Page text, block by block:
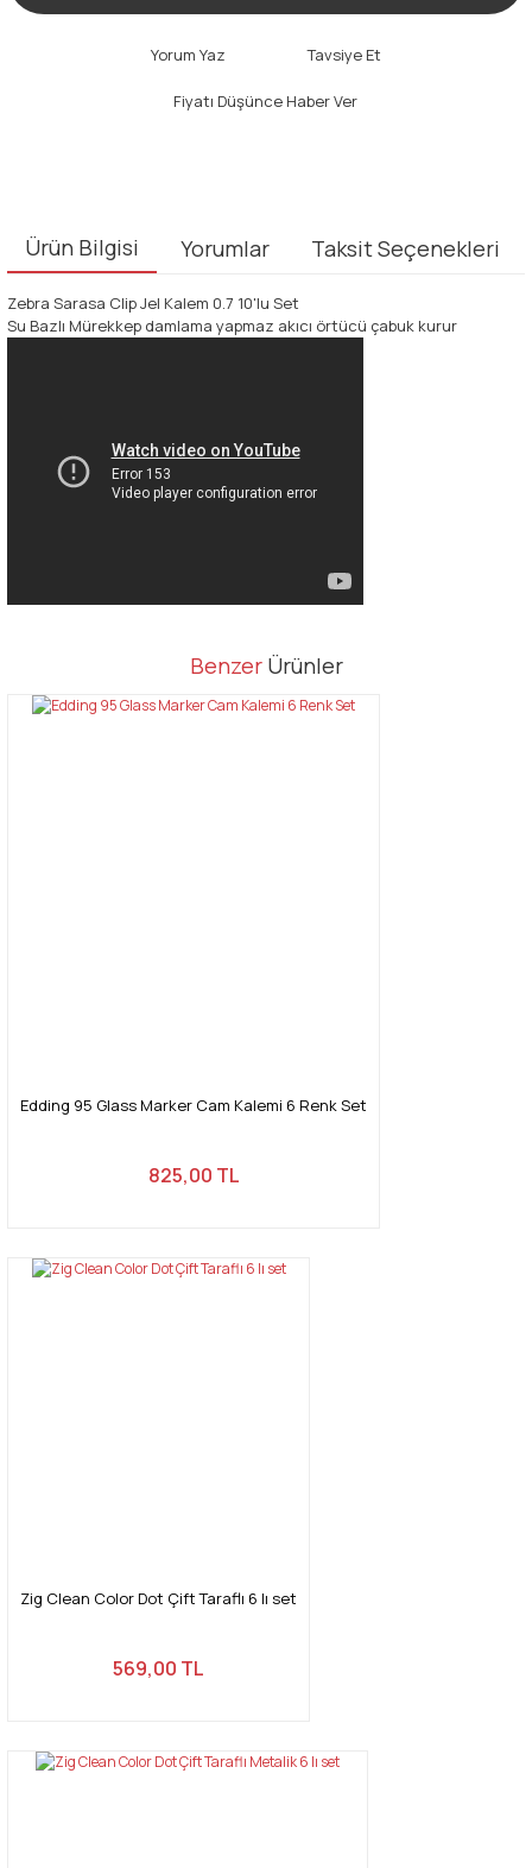
Yorum Yaz Tavsiye Et
Fiyatı Düşünce Haber Ver
Ürün Bilgisi Yorumlar Taksit Seçenekleri
Zebra Sarasa Clip Jel Kalem 0.7 10'lu Set
Su Bazlı Mürekkep damlama yapmaz akıcı örtücü çabuk kurur
Bu ürüne ilk yorumu siz yapın!
Bu ürünün fiyat bilgisi, resim, ürün açıklamalarında ve diğer
tarafımıza iletebilirsiniz.
Benzer Ürünler
Edding 95 Glass Marker Cam Kalemi 6 Renk Set
825,00 TL
Zig Clean Color Dot Çift Taraflı 6 lı set
569,00 TL